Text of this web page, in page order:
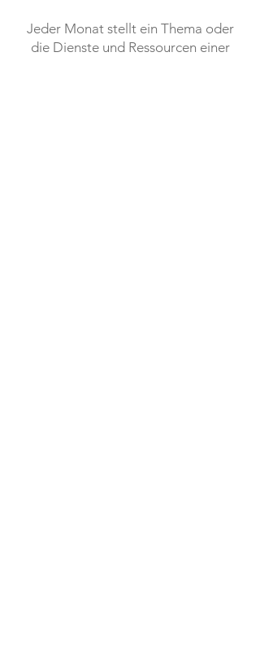
Jeder Monat stellt ein Thema oder
die Dienste und Ressourcen einer